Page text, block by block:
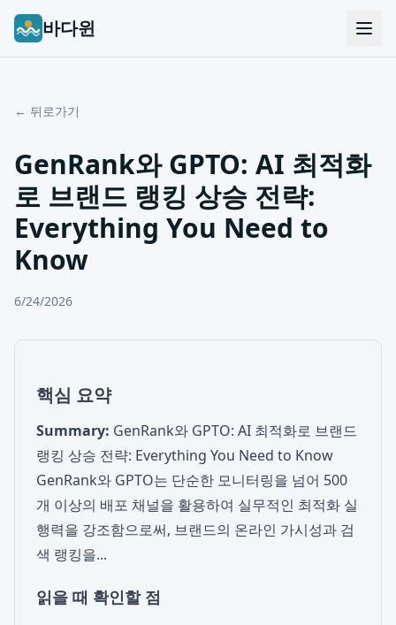
바다윈
← 뒤로가기
GenRank와 GPTO: AI 최적화
로 브랜드 랭킹 상승 전략:
Everything You Need to
Know
6/24/2026
핵심 요약
Summary: GenRank와 GPTO: AI 최적화로 브랜드
랭킹 상승 전략: Everything You Need to Know
GenRank와 GPTO는 단순한 모니터링을 넘어 500
개 이상의 배포 채널을 활용하여 실무적인 최적화 실
행력을 강조함으로써, 브랜드의 온라인 가시성과 검
색 랭킹을...
읽을 때 확인할 점